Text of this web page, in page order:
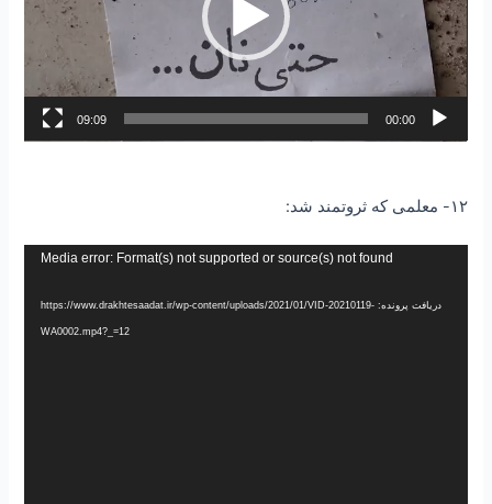
00:00
09:09
۱۲- معلمی که ثروتمند شد:
Media error: Format(s) not supported or source(s) not found
دریافت پرونده: https://www.drakhtesaadat.ir/wp-content/uploads/2021/01/VID-20210119-
WA0002.mp4?_=12